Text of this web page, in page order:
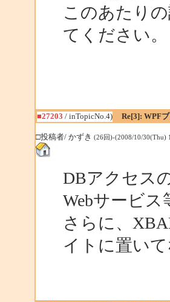
このあたり
てください。
■27203 / inTopicNo.4) Re[3]: WPF
□投稿者/ かずき (26回)-(2008/10/30(Thu)
DBアクセス
Webサービ
さらに、
イトに置い